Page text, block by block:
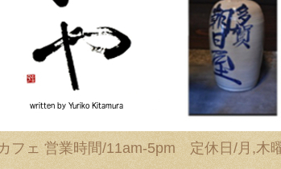
フェ 営業時間/11am-5pm 定休日/月,木